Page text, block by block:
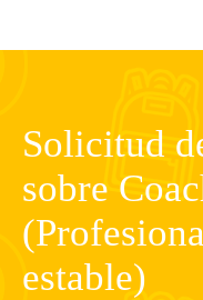
Solicitud
sobre
estable)